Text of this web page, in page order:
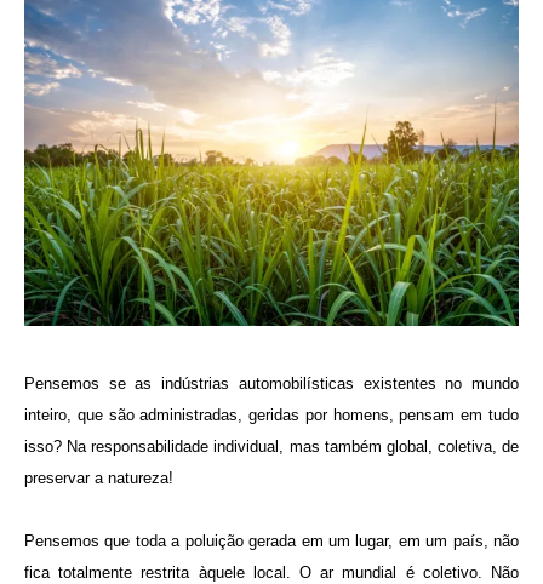
Pensemos se as indústrias automobilísticas existentes no mundo
inteiro, que são administradas, geridas por homens, pensam em tudo
isso? Na responsabilidade individual, mas também global, coletiva, de
preservar a natureza!
Pensemos que toda a poluição gerada em um lugar, em um país, não
fica totalmente restrita àquele local. O ar mundial é coletivo. Não